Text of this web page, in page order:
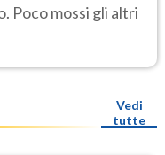
Poco mossi gli altri
Vedi
tutte